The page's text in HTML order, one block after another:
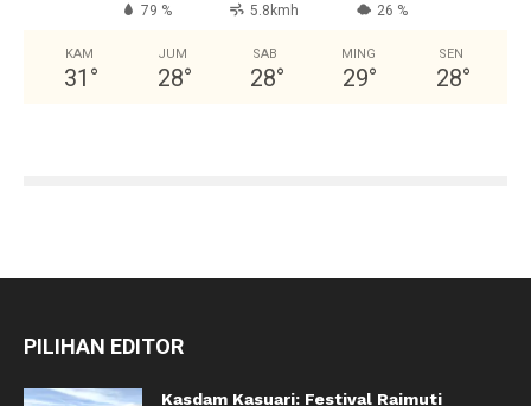
79 % 5.8kmh 26 %
KAM
31 °
JUM
28°
SAB
28°
MING
29°
SEN
28°
PILIHAN EDITOR
Kasdam Kasuari: Festival Raimuti